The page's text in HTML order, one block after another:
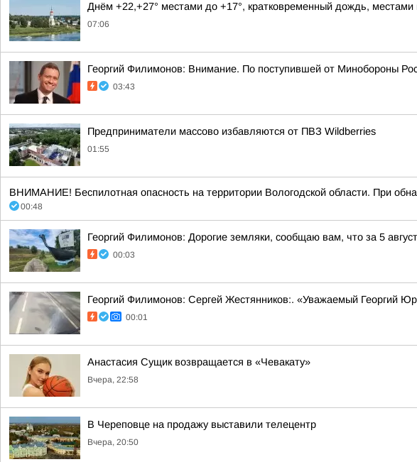
Днём +22,+27° местами до +17°, кратковременный дождь, местами
07:06
Георгий Филимонов: Внимание. По поступившей от Минобороны
03:43
Предприниматели массово избавляются от ПВЗ Wildberries
01:55
ВНИМАНИЕ! Беспилотная опасность на территории Вологодской области. При
00:48
Георгий Филимонов: Дорогие земляки, сообщаю вам, что за 5
00:03
Георгий Филимонов: Сергей Жестянников:. «Уважаемый Георгий
00:01
Анастасия Сущик возвращается в «Чевакату»
Вчера, 22:58
В Череповце на продажу выставили телецентр
Вчера, 20:50